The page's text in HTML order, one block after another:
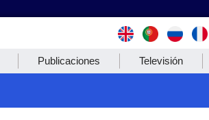
Publicaciones Televisión